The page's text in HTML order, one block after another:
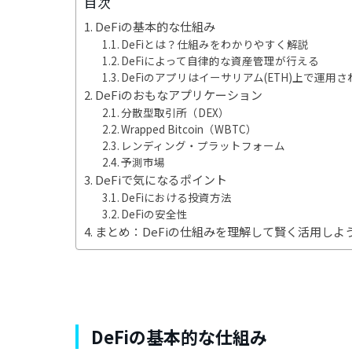
DeFiの基本的な仕組み
DeFiとは？仕組みをわかりやすく解説
DeFiによって自律的な資産管理が行える
DeFiのアプリはイーサリアム(ETH)上で運用さ
DeFiのおもなアプリケーション
分散型取引所（DEX）
Wrapped Bitcoin（WBTC）
レンディング・プラットフォーム
予測市場
DeFiで気になるポイント
DeFiにおける投資方法
DeFiの安全性
まとめ：DeFiの仕組みを理解して賢く活用しよ
DeFiの基本的な仕組み